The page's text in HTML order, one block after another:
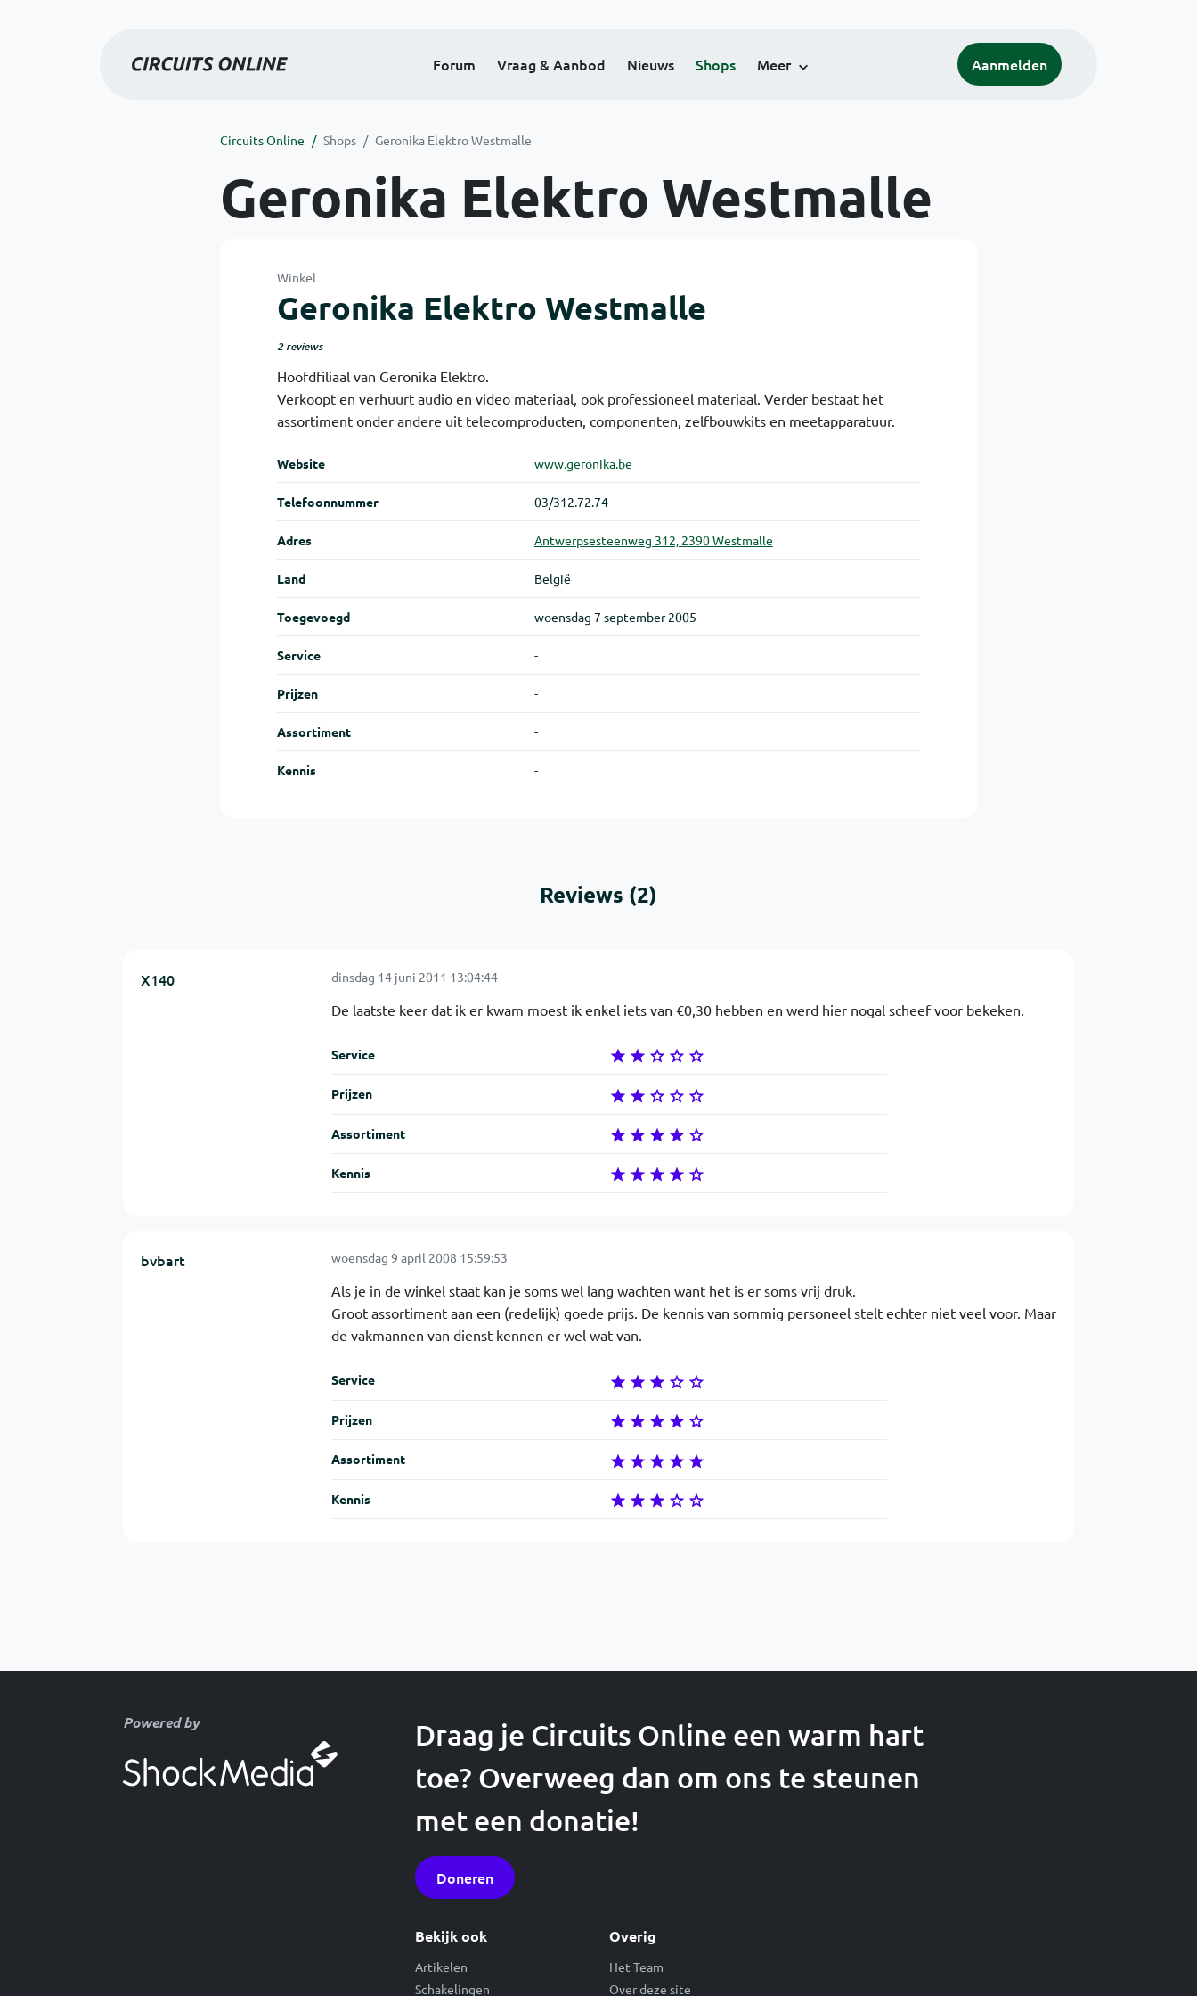
Forum Vraag & Aanbod Nieuws Shops Meer Aanmelden
Circuits Online Shops Geronika Elektro Westmalle
Geronika Elektro Westmalle
Winkel
Geronika Elektro Westmalle
2 reviews
Hoofdfiliaal van Geronika Elektro.
Verkoopt en verhuurt audio en video materiaal, ook professioneel materiaal. Verder bestaat het
assortiment onder andere uit telecomproducten, componenten, zelfbouwkits en meetapparatuur.
Website www.geronika.be
Telefoon­nummer 03/312.72.74
Adres Antwerpsesteenweg 312, 2390 Westmalle
Land België
Toegevoegd woensdag 7 september 2005
Service -
Prijzen -
Assortiment -
Kennis -
Reviews (2)
X140 dinsdag 14 juni 2011 13:04:44
De laatste keer dat ik er kwam moest ik enkel iets van €0,30 hebben en werd hier nogal scheef voor bekeken.
Service
Prijzen
Assortiment
Kennis
bvbart woensdag 9 april 2008 15:59:53
Als je in de winkel staat kan je soms wel lang wachten want het is er soms vrij druk.
Groot assortiment aan een (redelijk) goede prijs. De kennis van sommig personeel stelt echter niet veel voor. Maar
de vakmannen van dienst kennen er wel wat van.
Service
Prijzen
Assortiment
Kennis
Powered by
Draag je Circuits Online een warm hart
toe? Overweeg dan om ons te steunen
met een donatie!
Doneren
Bekijk ook
Artikelen
Schakelingen
Overig
Het Team
Over deze site